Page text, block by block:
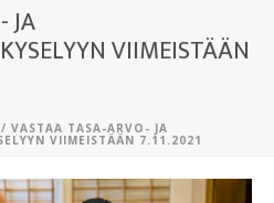
JA
VIIMEISTÄÄN
/ VASTAA TASA-ARVO- JA
VIIMEISTÄÄN 7.11.2021